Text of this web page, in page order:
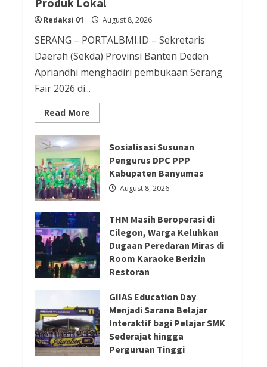
Redaksi 01
Berita Ekonomi dan Bisnis
Berita Otomotif
Berita Trending
GIIAS Education Day Menjadi
Sarana Belajar Interaktif bagi
Pelajar SMK Sederajat hingga
Perguruan Tinggi
Redaksi 01
Berita Ekonomi dan Bisnis
Berita Mancanegara
Serikat Usul Perlindungan Kerja
ABK Migran Saat Taifun dalam
Forum FA di Kaohsiung
Redaksi 01 August 8, 2026
Redaksi 01 August 8, 2026
SERANG – PORTALBMI.ID – Sekretaris
Daerah (Sekda) Provinsi Banten Deden
Apriandhi menghadiri pembukaan Serang
Fair 2026 di...
Read More
more
Serang
Fair
2026
Jadi
Etalase
UMKM,
Sekda
Deden
Ajak
Masyarakat
Cintai
Produk
Lokal
Sosialisasi Susunan
Pengurus DPC PPP
Kabupaten Banyumas
August 8, 2026
THM Masih Beroperasi di
Cilegon, Warga Keluhkan
Dugaan Peredaran Miras di
Room Karaoke Berizin
Restoran
GIIAS Education Day
Menjadi Sarana Belajar
Interaktif bagi Pelajar SMK
Sederajat hingga
Perguruan Tinggi